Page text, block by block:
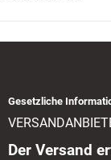
Gesetzliche
Der Versand